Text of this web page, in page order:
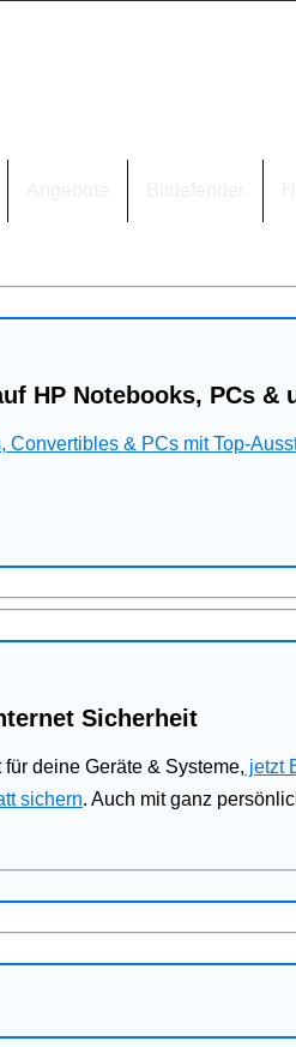
HP Notebooks, PCs &
& PCs mit Top-
Sicherheit
deine Geräte & Systeme, jetzt
sichern. Auch mit ganz